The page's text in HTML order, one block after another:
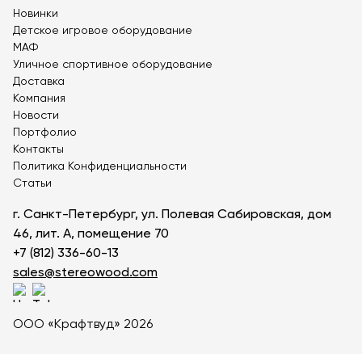
Футбольные ворота
Мобильные и стационарные трибуны
Показать все товары
О компании
Партнёрам▼
Портфолио
Контакты
Новинки
Детское игровое оборудование
МАФ
Уличное спортивное оборудование
Доставка
Компания
Новости
Портфолио
Контакты
Политика Конфиденциальности
Статьи
г. Санкт-Петербург, ул. Полевая Сабировская, дом
46, лит. А, помещение 70
+7 (812) 336-60-13
sales@stereowood.com
ООО «Крафтвуд» 2026